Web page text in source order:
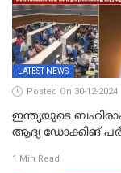
LATEST NEWS
Posted On 30-12-2024
ഇന്ത്യയുടെ
ആദ്യ ഡോക്കിങ്
വിജയം
1 Min Read